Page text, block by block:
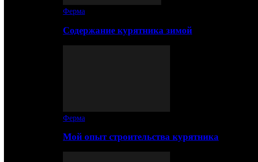
Ферма
Содержание курятника зимой
Ферма
Мой опыт строительства курятника